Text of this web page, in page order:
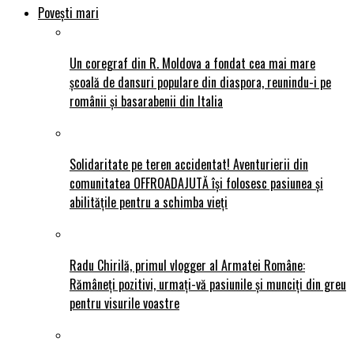
Povești mari
Un coregraf din R. Moldova a fondat cea mai mare
școală de dansuri populare din diaspora, reunindu-i pe
românii și basarabenii din Italia
Solidaritate pe teren accidentat! Aventurierii din
comunitatea OFFROADAJUTĂ își folosesc pasiunea și
abilitățile pentru a schimba vieți
Radu Chirilă, primul vlogger al Armatei Române:
Rămâneți pozitivi, urmați-vă pasiunile și munciți din greu
pentru visurile voastre